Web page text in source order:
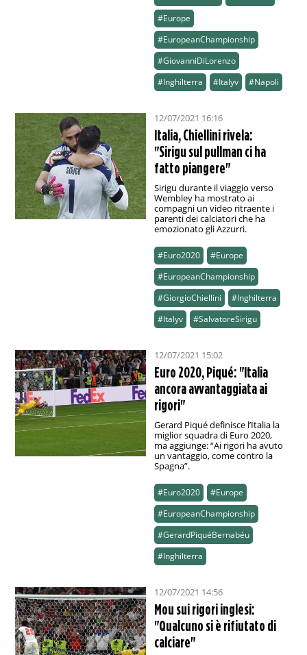
#Europe
#EuropeanChampionship
#GiovanniDiLorenzo
#Inghilterra
#Italyv #Napoli
12/07/2021 16:16
Italia, Chiellini rivela:
"Sirigu sul pullman ci ha
fatto piangere"
Sirigu durante il viaggio verso
Wembley ha mostrato ai
compagni un video ritraente i
parenti dei calciatori che ha
emozionato gli Azzurri.
#Euro2020
#Europe
#EuropeanChampionship
#GiorgioChiellini
#Inghilterra
#Italyv
#SalvatoreSirigu
12/07/2021 15:02
Euro 2020, Piqué: "Italia
ancora avvantaggiata ai
rigori"
Gerard Piqué definisce l’Italia la
miglior squadra di Euro 2020,
ma aggiunge: “Ai rigori ha avuto
un vantaggio, come contro la
Spagna”.
#Euro2020
#Europe
#EuropeanChampionship
#GerardPiquéBernabéu
#Inghilterra
12/07/2021 14:56
Mou sui rigori inglesi:
"Qualcuno si è rifiutato di
calciare"